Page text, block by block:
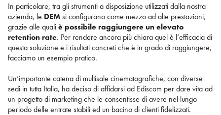
In particolare, tra gli strumenti a disposizione utilizzati dalla nostra
azienda, le DEMsi configurano come mezzo ad alte prestazioni,
grazie alle qualiè possibile raggiungere un elevato
retention rate. Per rendere ancora più chiara quel è l’efficacia di
questa soluzione e i risultati concreti che è in grado di raggiungere,
facciamo un esempio pratico.
Un’importante catena di multisale cinematografiche, con diverse
sedi in tutta Italia, ha deciso di affidarsi ad Ediscom per dare vita ad
un progetto di marketing che le consentisse di avere nel lungo
periodo delle entrate stabili ed un bacino di clienti fidelizzati.